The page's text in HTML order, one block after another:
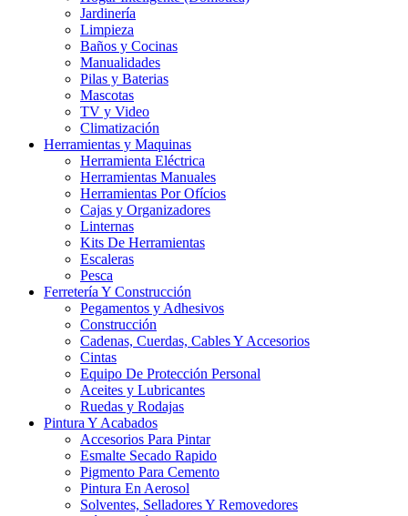
Jardinería
Limpieza
Baños y Cocinas
Manualidades
Pilas y Baterias
Mascotas
TV y Video
Climatización
Herramientas y Maquinas
Herramienta Eléctrica
Herramientas Manuales
Herramientas Por Ofícios
Cajas y Organizadores
Linternas
Kits De Herramientas
Escaleras
Pesca
Ferretería Y Construcción
Pegamentos y Adhesivos
Construcción
Cadenas, Cuerdas, Cables Y Accesorios
Cintas
Equipo De Protección Personal
Aceites y Lubricantes
Ruedas y Rodajas
Pintura Y Acabados
Accesorios Para Pintar
Esmalte Secado Rapido
Pigmento Para Cemento
Pintura En Aerosol
Solventes, Selladores Y Removedores